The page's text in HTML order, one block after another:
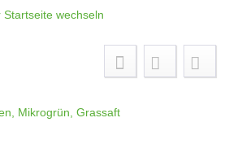
Mikrogrün, Grassaft